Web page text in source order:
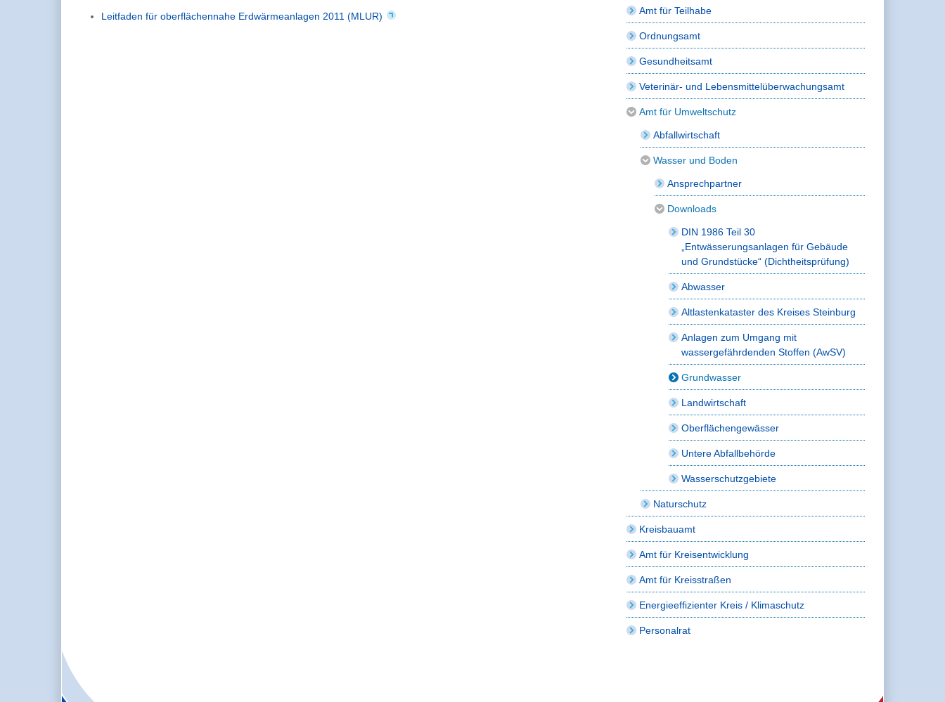
Leitfaden für oberflächennahe Erdwärmeanlagen 2011 (MLUR)
Amt für Teilhabe
Ordnungsamt
Gesundheitsamt
Veterinär- und Lebensmittelüberwachungsamt
Amt für Umweltschutz
Abfallwirtschaft
Wasser und Boden
Ansprechpartner
Downloads
DIN 1986 Teil 30
„Entwässerungsanlagen für Gebäude
und Grundstücke“ (Dichtheitsprüfung)
Abwasser
Altlastenkataster des Kreises Steinburg
Anlagen zum Umgang mit
wassergefährdenden Stoffen (AwSV)
Grundwasser
Landwirtschaft
Oberflächengewässer
Untere Abfallbehörde
Wasserschutzgebiete
Naturschutz
Kreisbauamt
Amt für Kreisentwicklung
Amt für Kreisstraßen
Energieeffizienter Kreis / Klimaschutz
Personalrat